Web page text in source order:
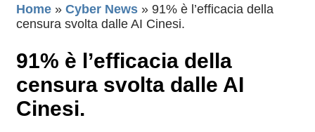
Home » Cyber News » 91% è l’efficacia della
censura svolta dalle AI Cinesi.
91% è l’efficacia della
censura svolta dalle AI
Cinesi.